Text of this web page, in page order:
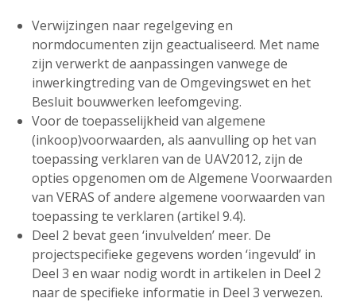
Verwijzingen naar regelgeving en
normdocumenten zijn geactualiseerd. Met name
zijn verwerkt de aanpassingen vanwege de
inwerkingtreding van de Omgevingswet en het
Besluit bouwwerken leefomgeving.
Voor de toepasselijkheid van algemene
(inkoop)voorwaarden, als aanvulling op het van
toepassing verklaren van de UAV2012, zijn de
opties opgenomen om de Algemene Voorwaarden
van VERAS of andere algemene voorwaarden van
toepassing te verklaren (artikel 9.4).
Deel 2 bevat geen ‘invulvelden’ meer. De
projectspecifieke gegevens worden ‘ingevuld’ in
Deel 3 en waar nodig wordt in artikelen in Deel 2
naar de specifieke informatie in Deel 3 verwezen.